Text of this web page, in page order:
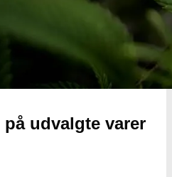
på udvalgte varer